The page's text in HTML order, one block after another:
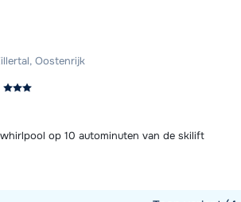
Oostenrijk
op 10 autominuten van de skilift